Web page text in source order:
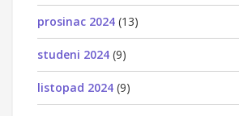
prosinac 2024 (13)
studeni 2024 (9)
listopad 2024 (9)